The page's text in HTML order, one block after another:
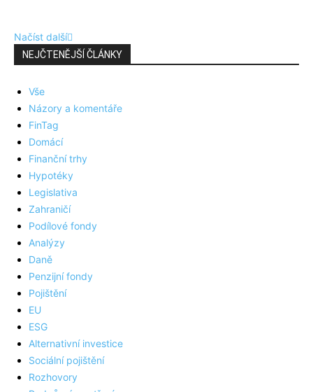
Načíst další
NEJČTENĚJŠÍ ČLÁNKY
Vše
Názory a komentáře
FinTag
Domácí
Finanční trhy
Hypotéky
Legislativa
Zahraničí
Podílové fondy
Analýzy
Daně
Penzijní fondy
Pojištění
EU
ESG
Alternativní investice
Sociální pojištění
Rozhovory